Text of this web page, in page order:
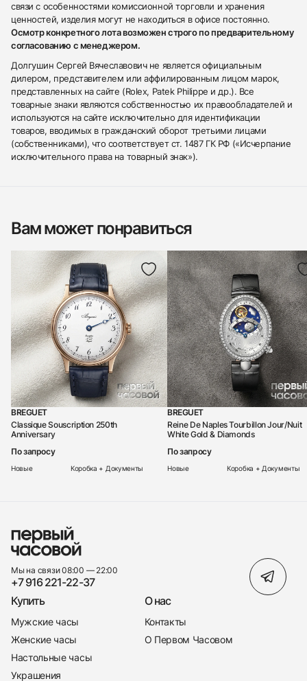
связи с особенностями комиссионной торговли и хранения
ценностей, изделия могут не находиться в офисе постоянно.
Осмотр конкретного лота возможен строго по предварительному
согласованию с менеджером.
Долгушин Сергей Вячеславович не является официальным
дилером, представителем или аффилированным лицом марок,
представленных на сайте (Rolex, Patek Philippe и др.). Все
товарные знаки являются собственностью их правообладателей и
используются на сайте исключительно для идентификации
товаров, вводимых в гражданский оборот третьими лицами
(собственниками), что соответствует ст. 1487 ГК РФ («Исчерпание
исключительного права на товарный знак»).
Вам может понравиться
BREGUET
Classique Souscription 250th
Anniversary
По запросу
Новые Коробка + Документы
BREGUET
Reine De Naples Tourbillon Jour/Nuit
White Gold & Diamonds
По запросу
Новые Коробка + Документы
Мы на связи 08:00 — 22:00
+7 916 221-22-37
Купить
Мужские часы
Женские часы
Настольные часы
Украшения
О нас
Контакты
О Первом Часовом